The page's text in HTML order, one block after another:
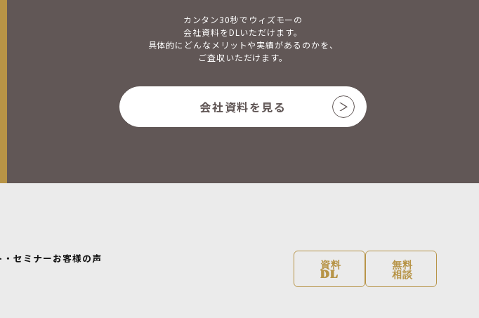
カンタン30秒でウィズモーの
会社資料をDLいただけます。
具体的にどんなメリットや実績があるのかを、
ご査収いただけます。
会社資料を見る
・セミナーお客様の声
資料
DL
無料
相談